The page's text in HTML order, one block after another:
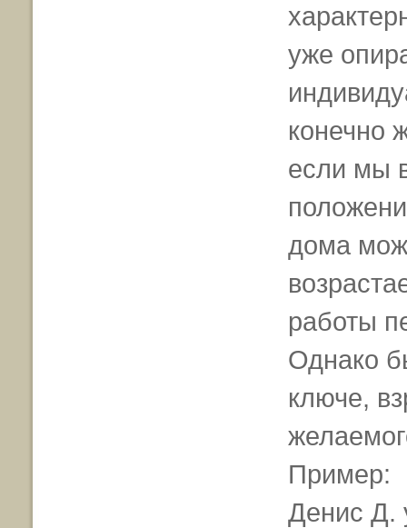
уже
конечно
если мы
дома
работы
Однако
ключе,
Пример:
Денис Д.